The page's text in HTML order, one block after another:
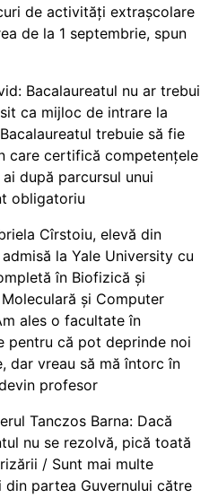
de activități extrașcolare
de la 1 septembrie, spun
Bacalaureatul nu ar trebui
ca mijloc de intrare la
trebuie să fie
care certifică competențele
după parcursul unui
obligatoriu
Cîrstoiu, elevă din
la Yale University cu
în Biofizică și
și Computer
ales o facultate în
pentru că pot deprinde noi
dar vreau să mă întorc în
profesor
Tanczos Barna: Dacă
nu se rezolvă, pică toată
/ Sunt mai multe
din partea Guvernului către